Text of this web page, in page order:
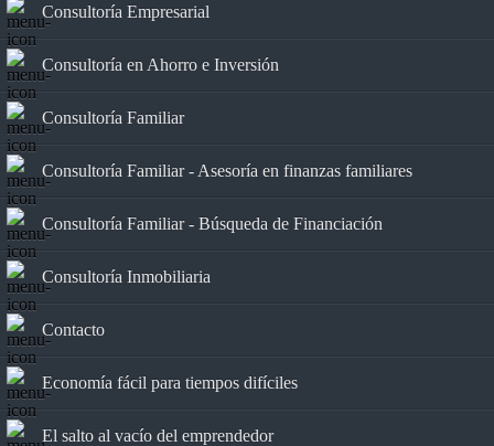
Consultoría Empresarial
Consultoría en Ahorro e Inversión
Consultoría Familiar
Consultoría Familiar - Asesoría en finanzas familiares
Consultoría Familiar - Búsqueda de Financiación
Consultoría Inmobiliaria
Contacto
Economía fácil para tiempos difíciles
El salto al vacío del emprendedor